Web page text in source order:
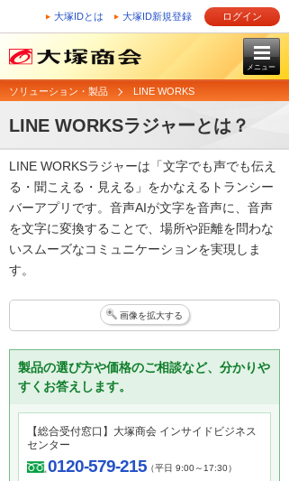
大塚IDとは 大塚ID新規登録 ログイン
メニュー
ソリューション・製品 LINE WORKS
LINE WORKSラジャーとは？
LINE WORKSラジャーは「文字でも声でも伝え
る・聞こえる・見える」をかなえるトランシー
バーアプリです。音声AIが文字を音声に、音声
を文字に変換することで、場所や距離を問わな
いスムーズなコミュニケーションを実現しま
す。
画像を拡大する
製品の選び方や価格のご相談など、分かりや
すくお答えします。
【総合受付窓口】大塚商会 インサイドビジネス
センター
0120-579-215（平日 9:00～17:30）